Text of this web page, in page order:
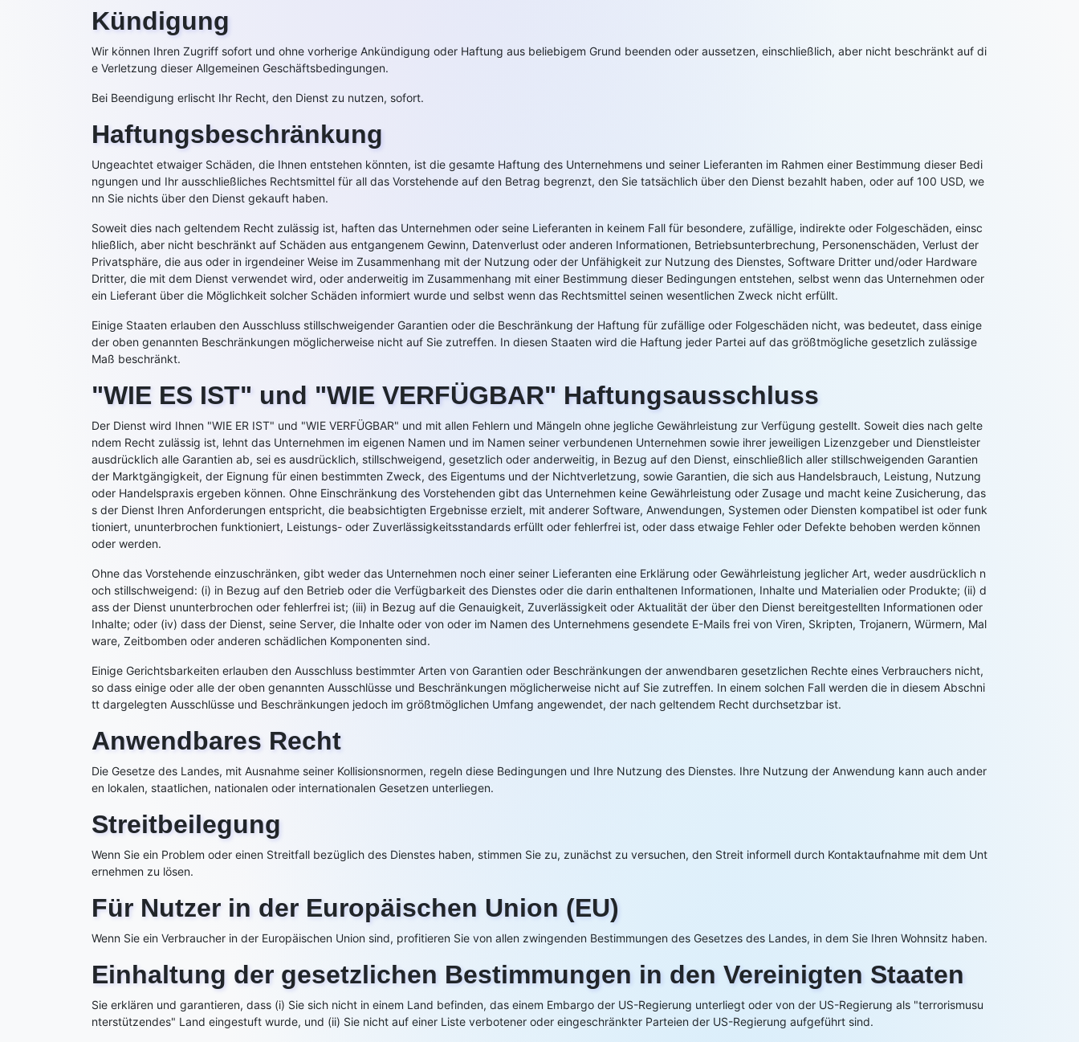
Kündigung
Wir können Ihren Zugriff sofort und ohne vorherige Ankündigung oder Haftung aus beliebigem Grund beenden oder aussetzen, einschließlich, aber nicht beschränkt auf di
e Verletzung dieser Allgemeinen Geschäftsbedingungen.
Bei Beendigung erlischt Ihr Recht, den Dienst zu nutzen, sofort.
Haftungsbeschränkung
Ungeachtet etwaiger Schäden, die Ihnen entstehen könnten, ist die gesamte Haftung des Unternehmens und seiner Lieferanten im Rahmen einer Bestimmung dieser Bedi
ngungen und Ihr ausschließliches Rechtsmittel für all das Vorstehende auf den Betrag begrenzt, den Sie tatsächlich über den Dienst bezahlt haben, oder auf 100 USD, we
nn Sie nichts über den Dienst gekauft haben.
Soweit dies nach geltendem Recht zulässig ist, haften das Unternehmen oder seine Lieferanten in keinem Fall für besondere, zufällige, indirekte oder Folgeschäden, einsc
hließlich, aber nicht beschränkt auf Schäden aus entgangenem Gewinn, Datenverlust oder anderen Informationen, Betriebsunterbrechung, Personenschäden, Verlust der
Privatsphäre, die aus oder in irgendeiner Weise im Zusammenhang mit der Nutzung oder der Unfähigkeit zur Nutzung des Dienstes, Software Dritter und/oder Hardware
Dritter, die mit dem Dienst verwendet wird, oder anderweitig im Zusammenhang mit einer Bestimmung dieser Bedingungen entstehen, selbst wenn das Unternehmen oder
ein Lieferant über die Möglichkeit solcher Schäden informiert wurde und selbst wenn das Rechtsmittel seinen wesentlichen Zweck nicht erfüllt.
Einige Staaten erlauben den Ausschluss stillschweigender Garantien oder die Beschränkung der Haftung für zufällige oder Folgeschäden nicht, was bedeutet, dass einige
der oben genannten Beschränkungen möglicherweise nicht auf Sie zutreffen. In diesen Staaten wird die Haftung jeder Partei auf das größtmögliche gesetzlich zulässige
Maß beschränkt.
"WIE ES IST" und "WIE VERFÜGBAR" Haftungsausschluss
Der Dienst wird Ihnen "WIE ER IST" und "WIE VERFÜGBAR" und mit allen Fehlern und Mängeln ohne jegliche Gewährleistung zur Verfügung gestellt. Soweit dies nach gelte
ndem Recht zulässig ist, lehnt das Unternehmen im eigenen Namen und im Namen seiner verbundenen Unternehmen sowie ihrer jeweiligen Lizenzgeber und Dienstleister
ausdrücklich alle Garantien ab, sei es ausdrücklich, stillschweigend, gesetzlich oder anderweitig, in Bezug auf den Dienst, einschließlich aller stillschweigenden Garantien
der Marktgängigkeit, der Eignung für einen bestimmten Zweck, des Eigentums und der Nichtverletzung, sowie Garantien, die sich aus Handelsbrauch, Leistung, Nutzung
oder Handelspraxis ergeben können. Ohne Einschränkung des Vorstehenden gibt das Unternehmen keine Gewährleistung oder Zusage und macht keine Zusicherung, das
s der Dienst Ihren Anforderungen entspricht, die beabsichtigten Ergebnisse erzielt, mit anderer Software, Anwendungen, Systemen oder Diensten kompatibel ist oder funk
tioniert, ununterbrochen funktioniert, Leistungs- oder Zuverlässigkeitsstandards erfüllt oder fehlerfrei ist, oder dass etwaige Fehler oder Defekte behoben werden können
oder werden.
Ohne das Vorstehende einzuschränken, gibt weder das Unternehmen noch einer seiner Lieferanten eine Erklärung oder Gewährleistung jeglicher Art, weder ausdrücklich n
och stillschweigend: (i) in Bezug auf den Betrieb oder die Verfügbarkeit des Dienstes oder die darin enthaltenen Informationen, Inhalte und Materialien oder Produkte; (ii) d
ass der Dienst ununterbrochen oder fehlerfrei ist; (iii) in Bezug auf die Genauigkeit, Zuverlässigkeit oder Aktualität der über den Dienst bereitgestellten Informationen oder
Inhalte; oder (iv) dass der Dienst, seine Server, die Inhalte oder von oder im Namen des Unternehmens gesendete E-Mails frei von Viren, Skripten, Trojanern, Würmern, Mal
ware, Zeitbomben oder anderen schädlichen Komponenten sind.
Einige Gerichtsbarkeiten erlauben den Ausschluss bestimmter Arten von Garantien oder Beschränkungen der anwendbaren gesetzlichen Rechte eines Verbrauchers nicht,
so dass einige oder alle der oben genannten Ausschlüsse und Beschränkungen möglicherweise nicht auf Sie zutreffen. In einem solchen Fall werden die in diesem Abschni
tt dargelegten Ausschlüsse und Beschränkungen jedoch im größtmöglichen Umfang angewendet, der nach geltendem Recht durchsetzbar ist.
Anwendbares Recht
Die Gesetze des Landes, mit Ausnahme seiner Kollisionsnormen, regeln diese Bedingungen und Ihre Nutzung des Dienstes. Ihre Nutzung der Anwendung kann auch ander
en lokalen, staatlichen, nationalen oder internationalen Gesetzen unterliegen.
Streitbeilegung
Wenn Sie ein Problem oder einen Streitfall bezüglich des Dienstes haben, stimmen Sie zu, zunächst zu versuchen, den Streit informell durch Kontaktaufnahme mit dem Unt
ernehmen zu lösen.
Für Nutzer in der Europäischen Union (EU)
Wenn Sie ein Verbraucher in der Europäischen Union sind, profitieren Sie von allen zwingenden Bestimmungen des Gesetzes des Landes, in dem Sie Ihren Wohnsitz haben.
Einhaltung der gesetzlichen Bestimmungen in den Vereinigten Staaten
Sie erklären und garantieren, dass (i) Sie sich nicht in einem Land befinden, das einem Embargo der US-Regierung unterliegt oder von der US-Regierung als "terrorismusu
nterstützendes" Land eingestuft wurde, und (ii) Sie nicht auf einer Liste verbotener oder eingeschränkter Parteien der US-Regierung aufgeführt sind.